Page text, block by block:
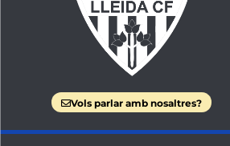
Vols parlar amb nosaltres?